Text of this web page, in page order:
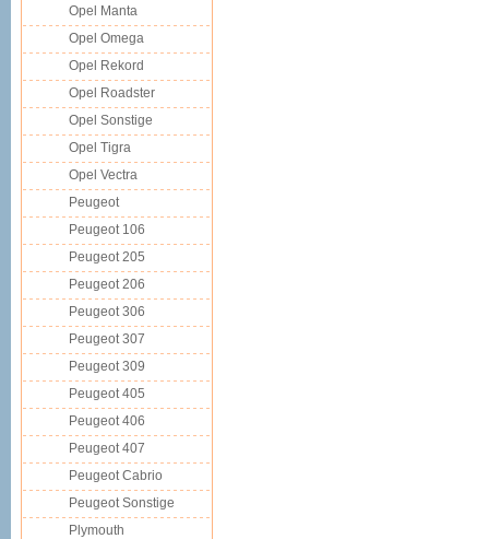
Opel Manta
Opel Omega
Opel Rekord
Opel Roadster
Opel Sonstige
Opel Tigra
Opel Vectra
Peugeot
Peugeot 106
Peugeot 205
Peugeot 206
Peugeot 306
Peugeot 307
Peugeot 309
Peugeot 405
Peugeot 406
Peugeot 407
Peugeot Cabrio
Peugeot Sonstige
Plymouth